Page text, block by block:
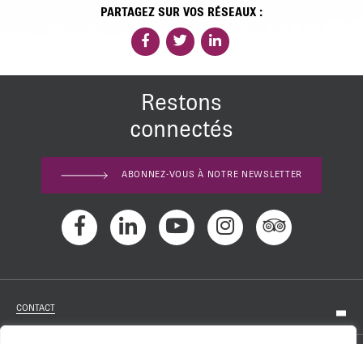
PARTAGEZ SUR VOS RÉSEAUX :
Restons
connectés
ABONNEZ-VOUS À NOTRE NEWSLETTER
CONTACT